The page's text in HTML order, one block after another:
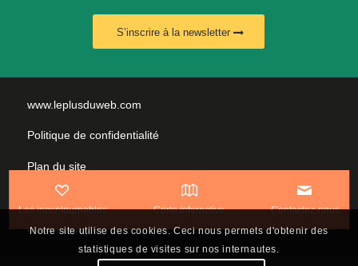
Les incontournables Carte interactive Contactez-nous
S’inscrire à la newsletter
www.leplusduweb.com
Politique de confidentialité
Plan du site
Mentions légales
Nous contacter
Notre site utilise des cookies. Ceci nous permets d'obtenir des
statistiques de visites sur nos internautes.